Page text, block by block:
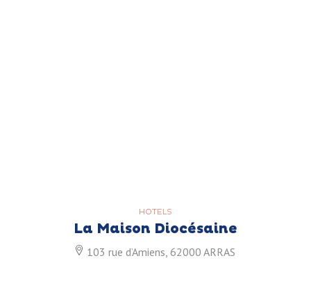
HOTELS
La Maison Diocésaine
103 rue d’Amiens, 62000 ARRAS